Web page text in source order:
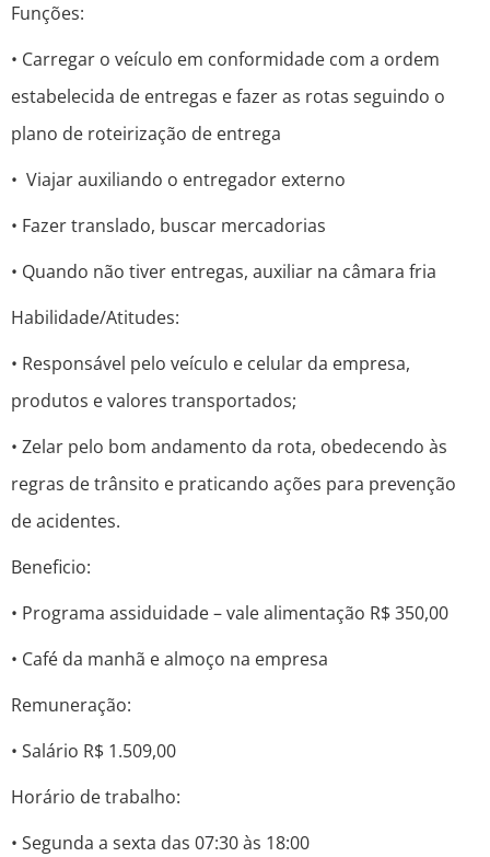
Funções:
• Carregar o veículo em conformidade com a ordem
estabelecida de entregas e fazer as rotas seguindo o
plano de roteirização de entrega
• Viajar auxiliando o entregador externo
• Fazer translado, buscar mercadorias
• Quando não tiver entregas, auxiliar na câmara fria
Habilidade/Atitudes:
• Responsável pelo veículo e celular da empresa,
produtos e valores transportados;
• Zelar pelo bom andamento da rota, obedecendo às
regras de trânsito e praticando ações para prevenção
de acidentes.
Beneficio:
• Programa assiduidade – vale alimentação R$ 350,00
• Café da manhã e almoço na empresa
Remuneração:
• Salário R$ 1.509,00
Horário de trabalho:
• Segunda a sexta das 07:30 às 18:00